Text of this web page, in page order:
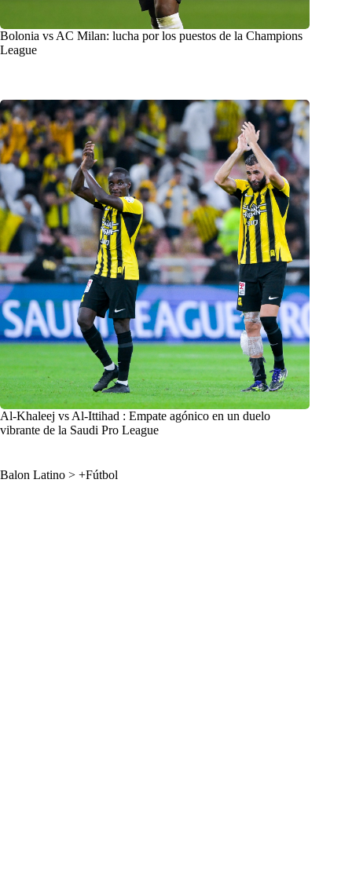
Bolonia vs AC Milan: lucha por los puestos de la Champions
League
Al-Khaleej vs Al-Ittihad : Empate agónico en un duelo
vibrante de la Saudi Pro League
Balon Latino > +Fútbol